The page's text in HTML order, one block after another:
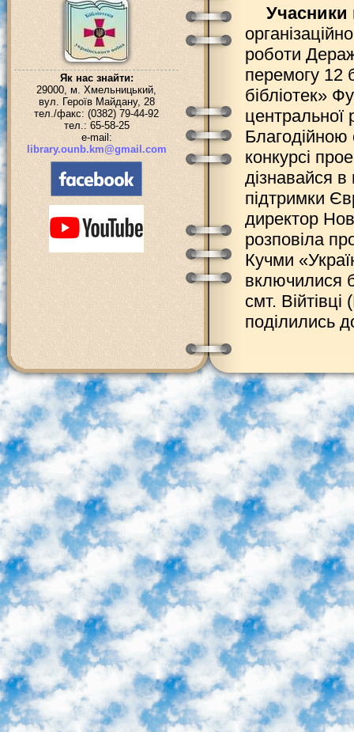
Як нас знайти:
29000, м. Хмельницький,
вул. Героїв Майдану, 28
тел./факс: (0382) 79-44-92
тел.: 65-58-25
e-mail:
library.ounb.km@gmail.com
Учасники
роботи
перемогу 12
бібліотек»
центральної
Благодійною
конкурсі
дізнавайся в
підтримки
директор
розповіла
Кучми
включилися
смт.
поділились